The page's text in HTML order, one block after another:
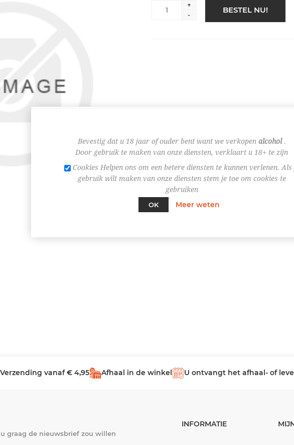
+
-
BESTEL NU!
Verzending vanaf € 4,95 Afhaal in de winkel U ontvangt het afhaal- of
graag de nieuwsbrief zou willen
INFORMATIE
Bevestig dat u 18 jaar of ouder bent want we verkopen alcohol.
Door gebruik te maken van onze diensten, verklaart u 18+ te zijn
Cookies Helpen ons om een betere diensten te kunnen verlenen. Als
gebruik wilt maken van onze diensten stem je toe om cookies te
gebruiken
OK
Meer weten